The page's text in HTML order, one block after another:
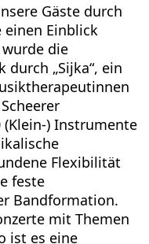
Gäste durch
einen Einblick
die
„Sijka“, ein
(Klein-) Instrumente
Flexibilität
feste
Bandformation.
mit Themen
ist es eine